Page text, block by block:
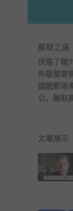
掘财之道
厌倦了朝
外联盟营
摆脱职场
公，赚取
文章展示